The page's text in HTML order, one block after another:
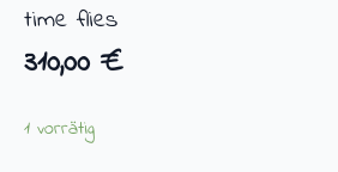
time flies
310,00 €
1 vorrätig